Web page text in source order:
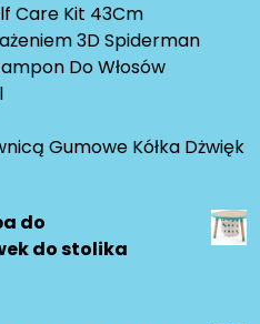
Care Kit 43Cm
3D Spiderman
Do Włosów
Gumowe Kółka Dżwięk
do
do stolika